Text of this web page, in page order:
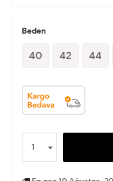
Beden
40 42 44